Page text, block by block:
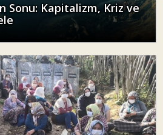
Sonu: Kapitalizm, Kriz ve